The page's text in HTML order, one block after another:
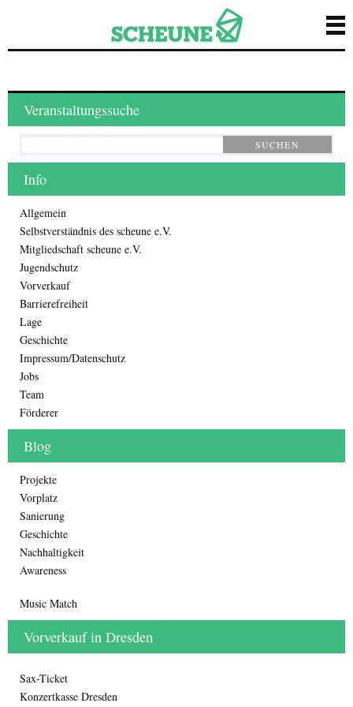
Veranstaltungssuche
SUCHEN
Info
Allgemein
Selbstverständnis des scheune e.V.
Mitgliedschaft scheune e.V.
Jugendschutz
Vorverkauf
Barrierefreiheit
Lage
Geschichte
Impressum/Datenschutz
Jobs
Team
Förderer
Blog
Projekte
Vorplatz
Sanierung
Geschichte
Nachhaltigkeit
Awareness
Music Match
Vorverkauf in Dresden
Sax-Ticket
Konzertkasse Dresden